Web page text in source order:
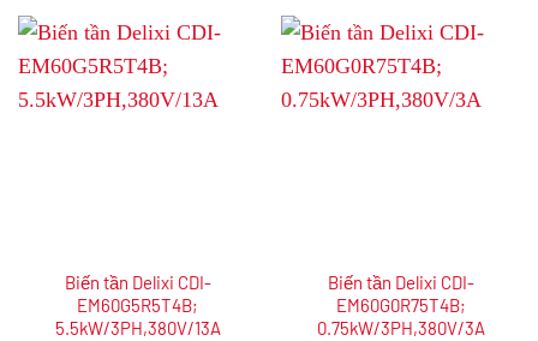
Biến tần Delixi CDI-
EM60G5R5T4B;
5.5kW/3PH,380V/13A
Biến tần Delixi CDI-
EM60G0R75T4B;
0.75kW/3PH,380V/3A